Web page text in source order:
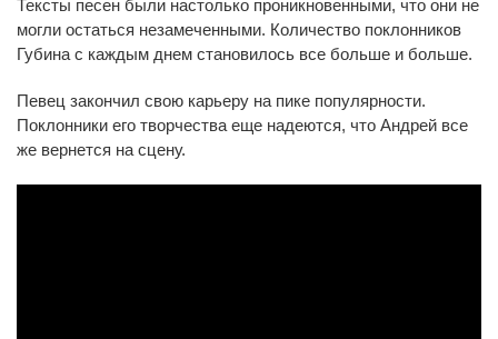
Тексты песен были настолько проникновенными, что они не
могли остаться незамеченными. Количество поклонников
Губина с каждым днем становилось все больше и больше.
Певец закончил свою карьеру на пике популярности.
Поклонники его творчества еще надеются, что Андрей все
же вернется на сцену.